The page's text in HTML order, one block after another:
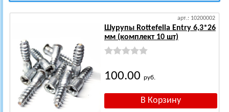
арт.: 10200002
Шурупы Rottefella Entry 6,3*26
мм (комплект 10 шт)
100.00 руб.